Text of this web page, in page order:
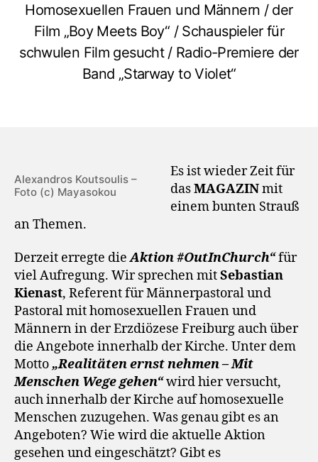
Homosexuellen Frauen und Männern / der
Film „Boy Meets Boy“ / Schauspieler für
schwulen Film gesucht / Radio-Premiere der
Band „Starway to Violet“
Alexandros Koutsoulis –
Foto (c) Mayasokou
Es ist wieder Zeit für
dasMAGAZINmit
einem bunten Strauß
an Themen.
Derzeit erregte dieAktion #OutInChurch“für
viel Aufregung. Wir sprechen mitSebastian
Kienast, Referent für Männerpastoral und
Pastoral mit homosexuellen Frauen und
Männern in der Erzdiözese Freiburg auch über
die Angebote innerhalb der Kirche. Unter dem
Motto „Realitäten ernst nehmen – Mit
Menschen Wege gehen“wird hier versucht,
auch innerhalb der Kirche auf homosexuelle
Menschen zuzugehen. Was genau gibt es an
Angeboten? Wie wird die aktuelle Aktion
gesehen und eingeschätzt? Gibt es